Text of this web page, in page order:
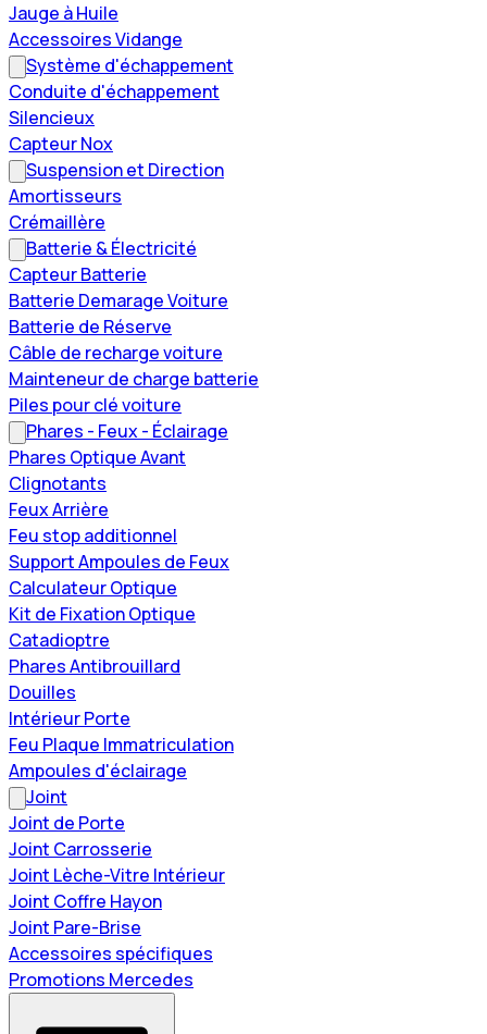
Jauge à Huile
Accessoires Vidange
Système d'échappement
Conduite d'échappement
Silencieux
Capteur Nox
Suspension et Direction
Amortisseurs
Crémaillère
Batterie & Électricité
Capteur Batterie
Batterie Demarage Voiture
Batterie de Réserve
Câble de recharge voiture
Mainteneur de charge batterie
Piles pour clé voiture
Phares - Feux - Éclairage
Phares Optique Avant
Clignotants
Feux Arrière
Feu stop additionnel
Support Ampoules de Feux
Calculateur Optique
Kit de Fixation Optique
Catadioptre
Phares Antibrouillard
Douilles
Intérieur Porte
Feu Plaque Immatriculation
Ampoules d'éclairage
Joint
Joint de Porte
Joint Carrosserie
Joint Lèche-Vitre Intérieur
Joint Coffre Hayon
Joint Pare-Brise
Accessoires spécifiques
Promotions Mercedes